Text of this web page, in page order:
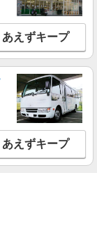
あえずキープ
あえずキープ